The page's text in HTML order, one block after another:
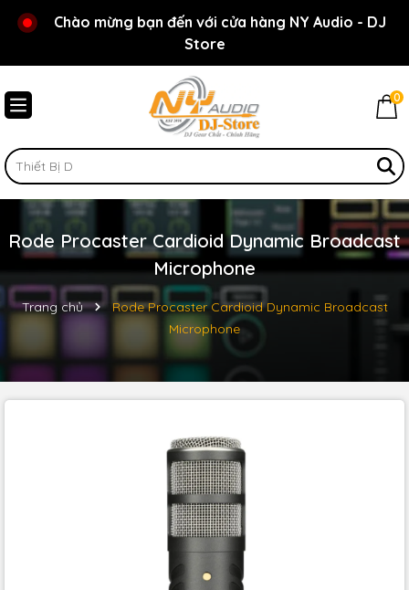
Chào mừng bạn đến với cửa hàng NY Audio - DJ
Store
Rất nhiều ưu đãi và chương trình khuyến mãi đang
chờ đợi bạn
0
Rode Procaster Cardioid Dynamic Broadcast
Microphone
Trang chủ
Rode Procaster Cardioid Dynamic Broadcast
Microphone